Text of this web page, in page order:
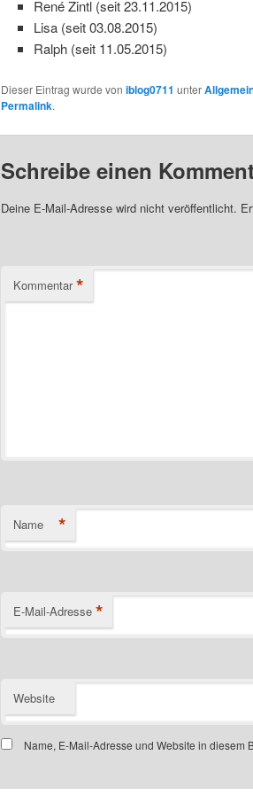
René Zintl (seit 23.11.2015)
Lisa (seit 03.08.2015)
Ralph (seit 11.05.2015)
Dieser Eintrag wurde von iblog0711 unter
Permalink.
Schreibe einen
Deine E-Mail-Adresse wird nicht veröffentlicht.
Kommentar *
Name *
E-Mail-Adresse *
Website
Name, E-Mail-Adresse und Website in diesem